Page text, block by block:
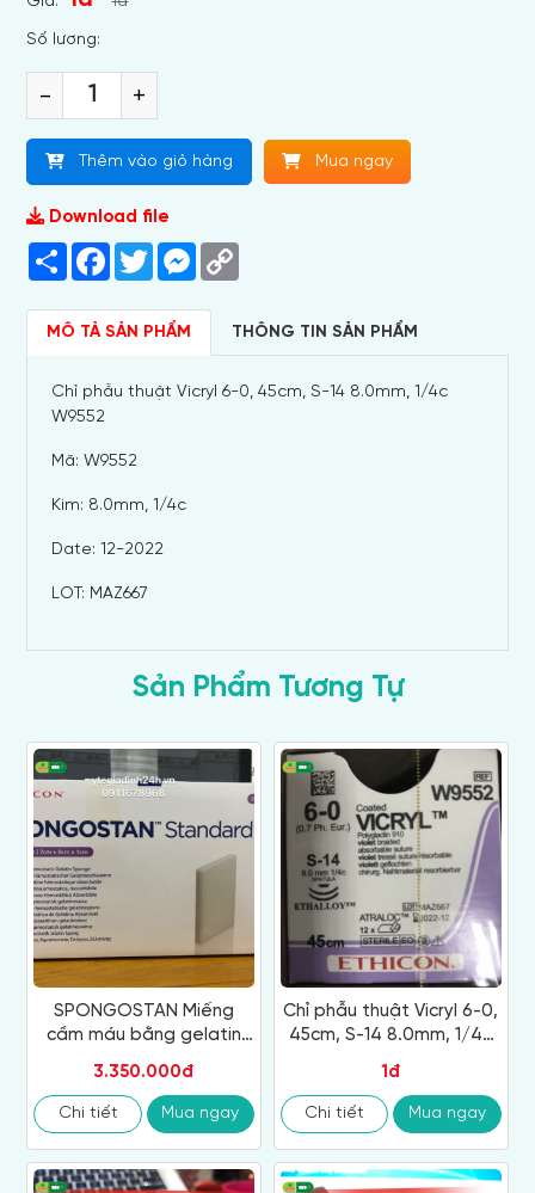
Số lương:
- +
Thêm vào giỏ hàng Mua ngay
Download file
Share Facebook
TwitterMessenger
MÔ TẢ SẢN PHẨM THÔNG TIN SẢN PHẨM
Chỉ phẫu thuật Vicryl 6-0, 45cm, S-14 8.0mm, 1/4c
W9552
Mã: W9552
Kim: 8.0mm, 1/4c
Date: 12-2022
LOT: MAZ667
Sản Phẩm Tương Tự
SPONGOSTAN Miếng
cầm máu bằng gelatin
tiệt trùng, không tan
7x5x1cm, hộp 20
3.350.000đ
Chi tiết Mua ngay
Chỉ phẫu thuật Vicryl 6-0,
45cm, S-14 8.0mm, 1/4c
1đ
Chi tiết Mua ngay